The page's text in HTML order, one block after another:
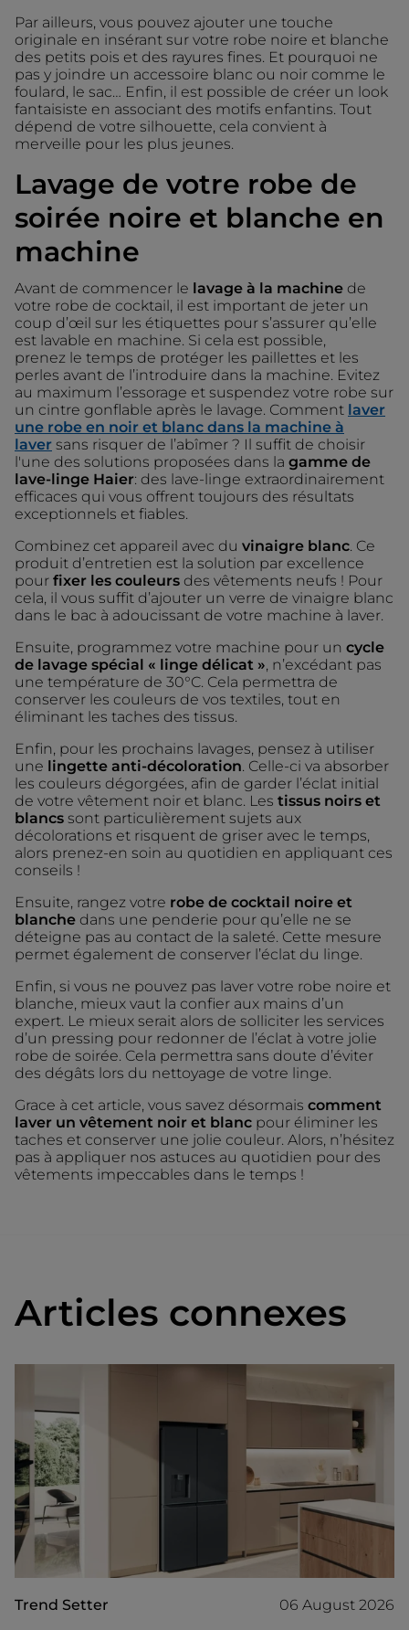
Par ailleurs, vous pouvez ajouter une touche
originale en insérant sur votre robe noire et blanche
des petits pois et des rayures fines. Et pourquoi ne
pas y joindre un accessoire blanc ou noir comme le
foulard, le sac… Enfin, il est possible de créer un look
fantaisiste en associant des motifs enfantins. Tout
dépend de votre silhouette, cela convient à
merveille pour les plus jeunes.
Lavage de votre robe de
soirée noire et blanche en
machine
Avant de commencer le lavage à la machine de
votre robe de cocktail, il est important de jeter un
coup d’œil sur les étiquettes pour s’assurer qu’elle
est lavable en machine. Si cela est possible,
prenez le temps de protéger les paillettes et les
perles avant de l’introduire dans la machine. Evitez
au maximum l’essorage et suspendez votre robe sur
un cintre gonflable après le lavage. Comment laver
une robe en noir et blanc dans la machine à
laver sans risquer de l’abîmer ? Il suffit de choisir
l'une des solutions proposées dans la gamme de
lave-linge Haier: des lave-linge extraordinairement
efficaces qui vous offrent toujours des résultats
exceptionnels et fiables.
Combinez cet appareil avec du vinaigre blanc. Ce
produit d’entretien est la solution par excellence
pour fixer les couleurs des vêtements neufs ! Pour
cela, il vous suffit d’ajouter un verre de vinaigre blanc
dans le bac à adoucissant de votre machine à laver.
Ensuite, programmez votre machine pour un cycle
de lavage spécial « linge délicat » , n’excédant pas
une température de 30°C. Cela permettra de
conserver les couleurs de vos textiles, tout en
éliminant les taches des tissus.
Enfin, pour les prochains lavages, pensez à utiliser
une lingette anti-décoloration. Celle-ci va absorber
les couleurs dégorgées, afin de garder l’éclat initial
de votre vêtement noir et blanc. Les tissus noirs et
blancs sont particulièrement sujets aux
décolorations et risquent de griser avec le temps,
alors prenez-en soin au quotidien en appliquant ces
conseils !
Ensuite, rangez votre robe de cocktail noire et
blanche dans une penderie pour qu’elle ne se
déteigne pas au contact de la saleté. Cette mesure
permet également de conserver l’éclat du linge.
Enfin, si vous ne pouvez pas laver votre robe noire et
blanche, mieux vaut la confier aux mains d’un
expert. Le mieux serait alors de solliciter les services
d’un pressing pour redonner de l’éclat à votre jolie
robe de soirée. Cela permettra sans doute d’éviter
des dégâts lors du nettoyage de votre linge.
Grace à cet article, vous savez désormais comment
laver un vêtement noir et blanc pour éliminer les
taches et conserver une jolie couleur. Alors, n’hésitez
pas à appliquer nos astuces au quotidien pour des
vêtements impeccables dans le temps !
Articles connexes
Trend Setter 06 August 2026